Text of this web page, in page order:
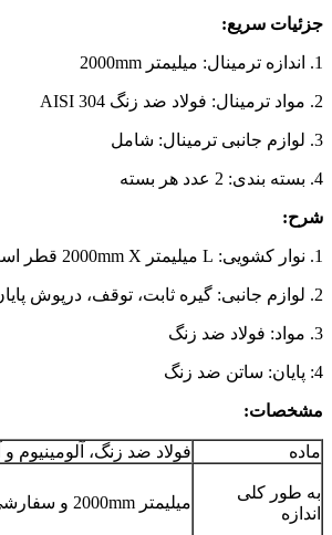
جزئیات سریع:
1. اندازه ترمینال: میلیمتر 2000mm
2. مواد ترمینال: فولاد ضد زنگ AISI 304
3. لوازم جانبی ترمینال: شامل
4. بسته بندی: 2 عدد هر بسته
شرح:
1. نوار کشویی: L میلیمتر 2000mm X قطر است 25mm X T ضخامت 2mm
2. لوازم جانبی: گیره ثابت، توقف، درپوش پایان، غلتک بلند، راهنمای درب، دستگیره درب، ابزار
3. مواد: فولاد ضد زنگ
4: پایان: ساتن ضد زنگ
مشخصات:
ماده فولاد ضد زنگ، آلومینیوم و
به طور کلی
اندازه
میلیمتر 2000mm و سفارشی ساخته شده اندازه در دسترس هستند